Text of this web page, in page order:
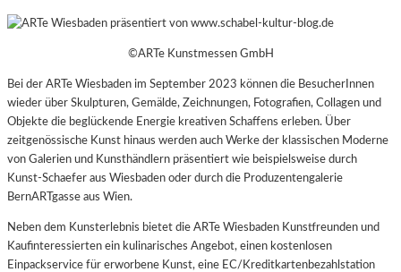
©ARTe Kunstmessen GmbH
Bei der ARTe Wiesbaden im September 2023 können die BesucherInnen
wieder über Skulpturen, Gemälde, Zeichnungen, Fotografien, Collagen und
Objekte die beglückende Energie kreativen Schaffens erleben. Über
zeitgenössische Kunst hinaus werden auch Werke der klassischen Moderne
von Galerien und Kunsthändlern präsentiert wie beispielsweise durch
Kunst-Schaefer aus Wiesbaden oder durch die Produzentengalerie
BernARTgasse aus Wien.
Neben dem Kunsterlebnis bietet die ARTe Wiesbaden Kunstfreunden und
Kaufinteressierten ein kulinarisches Angebot, einen kostenlosen
Einpackservice für erworbene Kunst, eine EC/Kreditkartenbezahlstation